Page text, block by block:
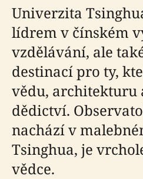
Univerzita
lídrem v čínském
vzdělávání, ale
destinací pro ty,
vědu,
dědictví.
nachází v
Tsinghua, je
vědce.